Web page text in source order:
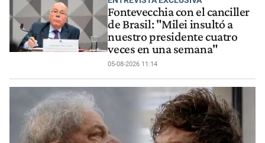
Fontevecchia con el canciller
de Brasil: "Milei insultó a
nuestro presidente cuatro
veces en una semana"
05-08-2026 11:14